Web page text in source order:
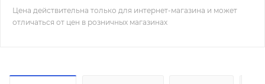
Цена действительна только для интернет-магазина и может
отличаться от цен в розничных магазинах